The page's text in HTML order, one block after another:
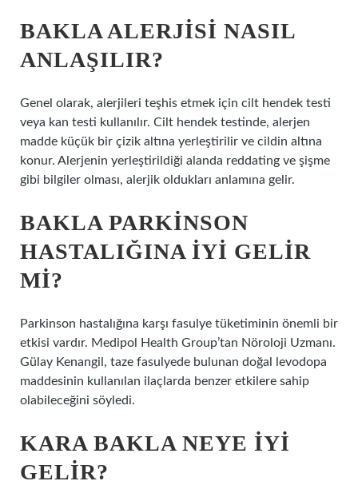
BAKLA ALERJISI NASIL
ANLAŞILIR?
Genel olarak, alerjileri teşhis etmek için cilt hendek testi
veya kan testi kullanılır. Cilt hendek testinde, alerjen
madde küçük bir çizik altına yerleştirilir ve cildin altına
konur. Alerjenin yerleştirildiği alanda reddating ve şişme
gibi bilgiler olması, alerjik oldukları anlamına gelir.
BAKLA PARKINSON
HASTALIĞINA IYI GELIR
MI?
Parkinson hastalığına karşı fasulye tüketiminin önemli bir
etkisi vardır. Medipol Health Group’tan Nöroloji Uzmanı.
Gülay Kenangil, taze fasulyede bulunan doğal levodopa
maddesinin kullanılan ilaçlarda benzer etkilere sahip
olabileceğini söyledi.
KARA BAKLA NEYE IYI
GELIR?